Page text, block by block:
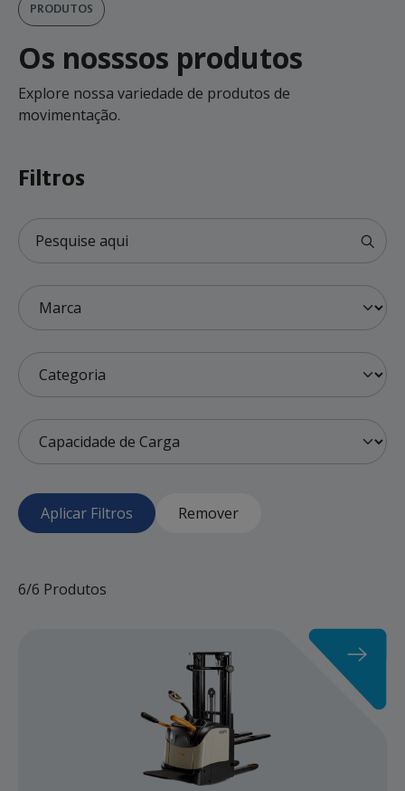
PRODUTOS
Os nosssos produtos
Explore nossa variedade de produtos de
movimentação.
Filtros
Aplicar Filtros Remover
6/6 Produtos